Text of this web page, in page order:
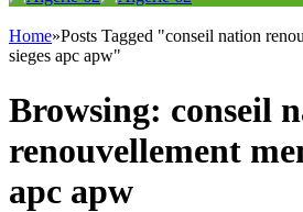
Home»Posts Tagged "conseil nation
sieges apc apw"
Browsing: conseil
renouvellement
apc apw